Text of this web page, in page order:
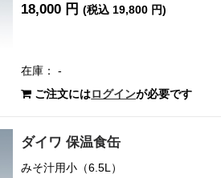
18,000 円(税込 19,800 円)
在庫： -
ご注文にはログインが必要です
ダイワ 保温食缶
みそ汁用小（6.5L）